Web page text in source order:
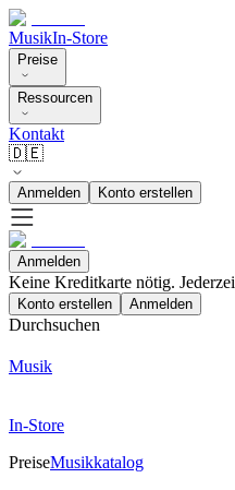
MusikIn-Store
Preise
Ressourcen
Kontakt
🇩🇪
Anmelden Konto erstellen
Anmelden
Keine Kreditkarte nötig.
Konto erstellen Anmelden
Durchsuchen
Musik
In-Store
PreiseMusikkatalog